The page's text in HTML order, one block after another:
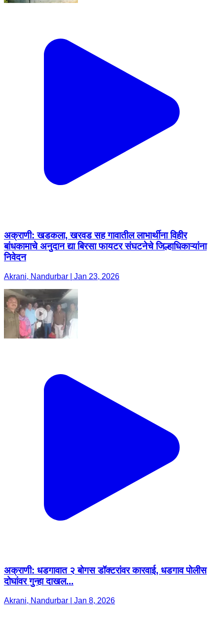
अक्राणी: खडकला, खरवड सह गावातील लाभार्थीना विहीर
बांधकामाचे अनुदान द्या बिरसा फायटर संघटनेचे जिल्हाधिकाऱ्यांना
निवेदन
Akrani, Nandurbar | Jan 23, 2026
अक्राणी: धडगावात २ बोगस डॉक्टरांवर कारवाई, धडगाव पोलीस
दोघांवर गुन्हा दाखल...
Akrani, Nandurbar | Jan 8, 2026